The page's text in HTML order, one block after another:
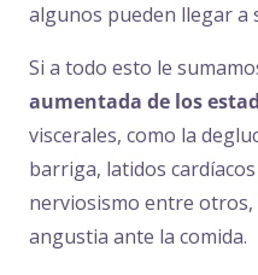
algunos pueden llegar a
Si a todo esto le
aumentada de los
viscerales, como la
barriga, latidos
nerviosismo entre otros,
angustia ante la comida.